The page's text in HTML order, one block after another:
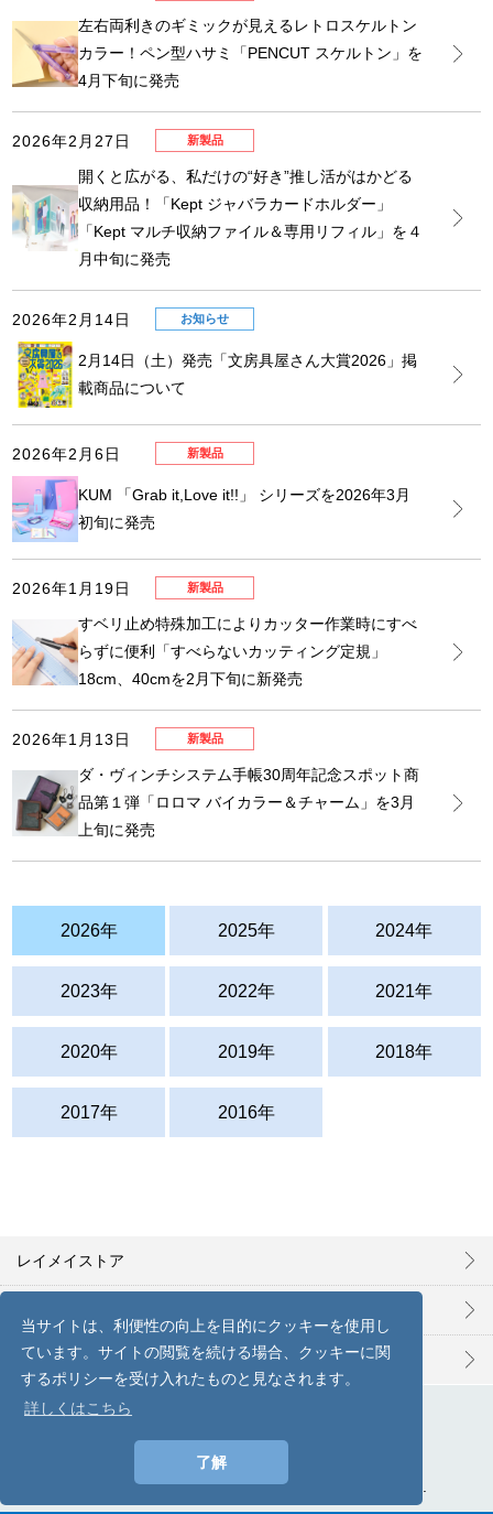
当サイトは、利便性の向上を目的にクッキーを使用し
ています。サイトの閲覧を続ける場合、クッキーに関
するポリシーを受け入れたものと見なされます。
詳しくはこちら
了解
左右両利きのギミックが見えるレトロスケルトン
カラー！ペン型ハサミ「PENCUT スケルトン」を
4月下旬に発売
2026年2月27日 新製品
開くと広がる、私だけの“好き”推し活がはかどる
収納用品！「Kept ジャバラカードホルダー」
「Kept マルチ収納ファイル＆専用リフィル」を４
月中旬に発売
2026年2月14日 お知らせ
2月14日（土）発売「文房具屋さん大賞2026」掲
載商品について
2026年2月6日 新製品
KUM 「Grab it,Love it!!」 シリーズを2026年3月
初旬に発売
2026年1月19日 新製品
すベリ止め特殊加工によりカッター作業時にすべ
らずに便利「すべらないカッティング定規」
18cm、40cmを2月下旬に新発売
2026年1月13日 新製品
ダ・ヴィンチシステム手帳30周年記念スポット商
品第１弾「ロロマ バイカラー＆チャーム」を3月
上旬に発売
2026年 2025年 2024年
2023年 2022年 2021年
2020年 2019年 2018年
2017年 2016年
レイメイストア
プライバシーポリシー
株式会社レイメイ藤井
Copyright © 2008- Raymay Fujii. All rights reserved.